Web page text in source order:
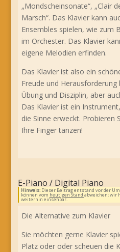
„Mondscheinsonate“, „Clair
Marsch“. Das Klavier kann
Ensembles spielen, wie zum
im Orchester. Das Klavier
eigene Melodien erfinden.
Das Klavier ist also ein
Freude und
Übung und Disziplin, aber
Das Klavier ist ein
die Sinne erweckt. Probieren
Ihre Finger tanzen!
E-Piano / Digital Piano
Hinweis:Dieser Beitrag entstand vor der
können vom heutigen Stand abweichen; wir
weiterhin einsehbar.
Die Alternative zum Klavier
Sie möchten gerne Klavier
Platz oder oder scheuen die